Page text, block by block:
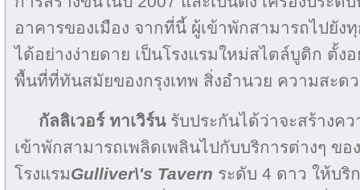
อาคารของเมือง จากที่นี้ ผู้เข้าพักสามารถไปยั
ได้อย่างง่ายดาย เป็นโรงแรมใหม่สไตล์บูติก ตั้ง
พื้นที่ที่ทันสมัยของกรุงเทพ สิ่งอำนวย ความสะด
กัลลิเวอร์ ทาเวิร์นรับประกันได้ว่าจะสร้างค
เข้าพักสามารถเพลิดเพลินไปกับบริการต่างๆ ขอ
โรงแรมGulliver\'s Tavern ระดับ 4 ดาว ให้บริ